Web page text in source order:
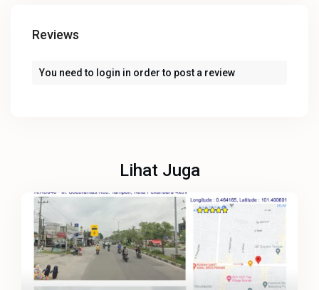
Reviews
You need to login in order to post a review
Lihat Juga